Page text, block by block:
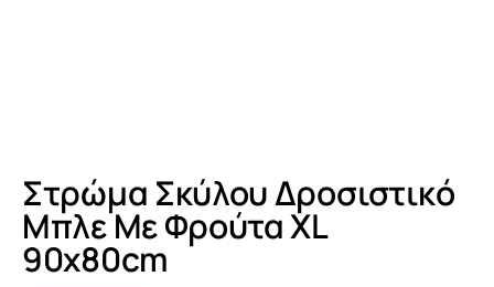
Στρώμα Σκύλου Δροσιστικό
Μπλε Με Φρούτα XL
90x80cm